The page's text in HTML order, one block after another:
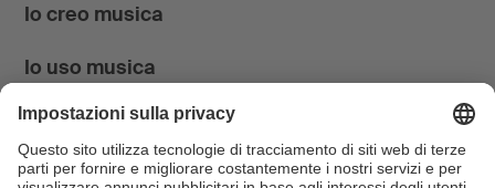
Io creo musica
Io uso musica
News & Agenda
FONDATION SUISA ↗